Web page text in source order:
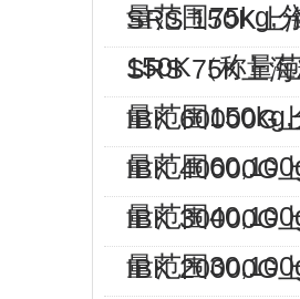
量范围75kg,
SRS 150K上
150K（称量
SRS 75K上
量范围
IBK 60000G
量范围
IBK 40000G
量范围
IBK 30000G
量范围
IBK 20000G